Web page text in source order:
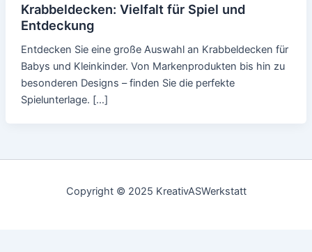
Krabbeldecken: Vielfalt für Spiel und
Entdeckung
Entdecken Sie eine große Auswahl an Krabbeldecken für
Babys und Kleinkinder. Von Markenprodukten bis hin zu
besonderen Designs – finden Sie die perfekte
Spielunterlage. […]
Copyright © 2025 KreativASWerkstatt